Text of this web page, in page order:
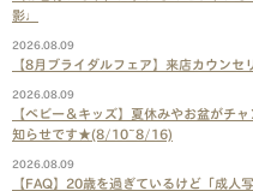
影♩
2026.08.09
【8月ブライダルフェア】来店カウンセ
2026.08.09
【ベビー＆キッズ】夏休みやお盆がチ
知らせです★(8/10~8/16)
2026.08.09
【FAQ】20歳を過ぎているけど「成人